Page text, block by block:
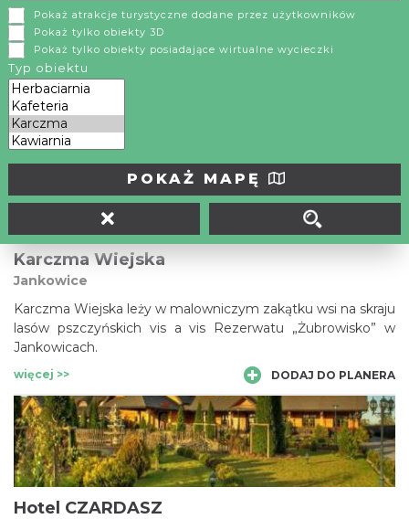
Pokaż atrakcje turystyczne dodane przez użytkowników
Pokaż tylko obiekty 3D
Pokaż tylko obiekty posiadające wirtualne wycieczki
Typ obiektu
POKAŻ MAPĘ
Karczma Rogata
Bielsko-Biała
Restauracja Rogata jest położona na uboczu, mieści się w
starej klimatycznej chacie. Karczma znajduje się na
kulinarnym szlaku Śląskie Smaki .
więcej >>
Karczma Wiejska
Jankowice
Karczma Wiejska leży w malowniczym zakątku wsi na skraju
lasów pszczyńskich vis a vis Rezerwatu „Żubrowisko” w
Jankowicach.
więcej >> DODAJ DO PLANERA
Hotel CZARDASZ